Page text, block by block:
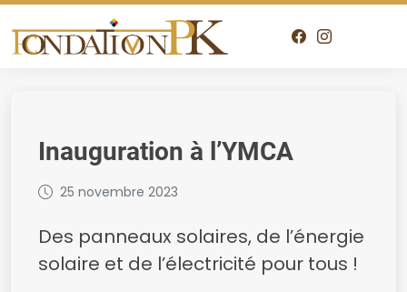
Inauguration à l’YMCA
25 novembre 2023
Des panneaux solaires, de l’énergie
solaire et de l’électricité pour tous !